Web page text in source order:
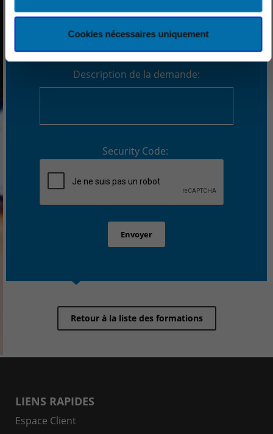
Cookies nécessaires uniquement
Description de la demande:
Security Code:
Retour à la liste des formations
LIENS RAPIDES
Espace Client